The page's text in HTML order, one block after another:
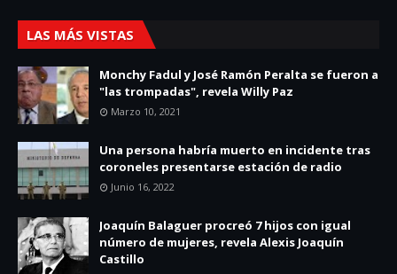
LAS MÁS VISTAS
Monchy Fadul y José Ramón Peralta se fueron a
"las trompadas", revela Willy Paz
Marzo 10, 2021
Una persona habría muerto en incidente tras
coroneles presentarse estación de radio
Junio 16, 2022
Joaquín Balaguer procreó 7 hijos con igual
número de mujeres, revela Alexis Joaquín
Castillo